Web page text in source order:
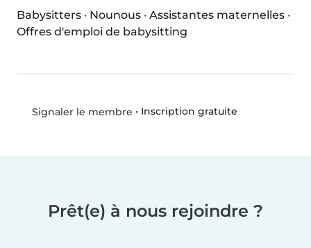
Babysitters · Nounous · Assistantes maternelles ·
Offres d'emploi de babysitting
Signaler le membre • Inscription gratuite
Prêt(e) à nous rejoindre ?